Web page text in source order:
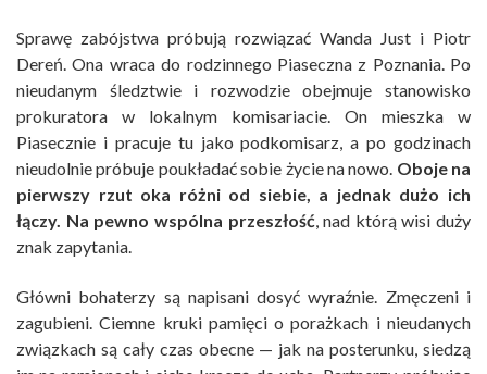
Sprawę zabójstwa próbują rozwiązać Wanda Just i Piotr
Dereń. Ona wraca do rodzinnego Piaseczna z Poznania. Po
nieudanym śledztwie i rozwodzie obejmuje stanowisko
prokuratora w lokalnym komisariacie. On mieszka w
Piasecznie i pracuje tu jako podkomisarz, a po godzinach
nieudolnie próbuje poukładać sobie życie na nowo. Oboje na
pierwszy rzut oka różni od siebie, a jednak dużo ich
łączy. Na pewno wspólna przeszłość, nad którą wisi duży
znak zapytania.
Główni bohaterzy są napisani dosyć wyraźnie. Zmęczeni i
zagubieni. Ciemne kruki pamięci o porażkach i nieudanych
związkach są cały czas obecne — jak na posterunku, siedzą